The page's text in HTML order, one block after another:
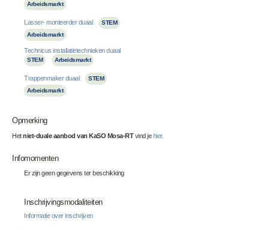
Arbeidsmarkt
Lasser- monteerder duaal
STEM
Arbeidsmarkt
Technicus installatietechnieken duaal
STEM Arbeidsmarkt
Trappenmaker duaal
STEM
Arbeidsmarkt
Opmerking
Hetniet-duale aanbod van KaSO Mosa-RTvind jehier.
Infomomenten
Er zijn geen gegevens ter beschikking
Inschrijvingsmodaliteiten
Informatie over inschrijven